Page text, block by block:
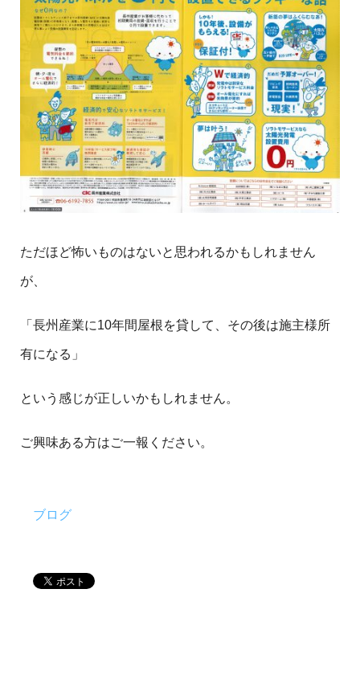
ただほど怖いものはないと思われるかもしれません
が、
「長州産業に10年間屋根を貸して、その後は施主様所
有になる」
という感じが正しいかもしれません。
ご興味ある方はご一報ください。
ブログ